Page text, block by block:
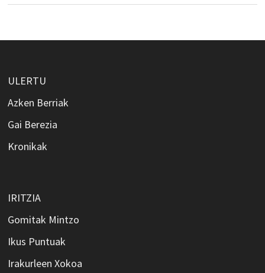
ULERTU
Azken Berriak
Gai Berezia
Kronikak
IRITZIA
Gomitak Mintzo
Ikus Puntuak
Irakurleen Xokoa